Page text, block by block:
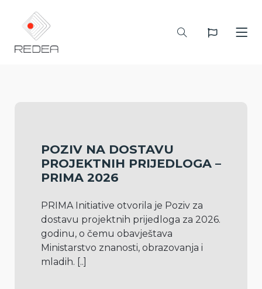
POZIV NA DOSTAVU
PROJEKTNIH PRIJEDLOGA –
PRIMA 2026
PRIMA Initiative otvorila je Poziv za
dostavu projektnih prijedloga za 2026.
godinu, o čemu obavještava
Ministarstvo znanosti, obrazovanja i
mladih. [..]